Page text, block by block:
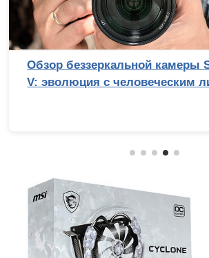
Обзор беззеркальной камеры
V: эволюция с человеческим